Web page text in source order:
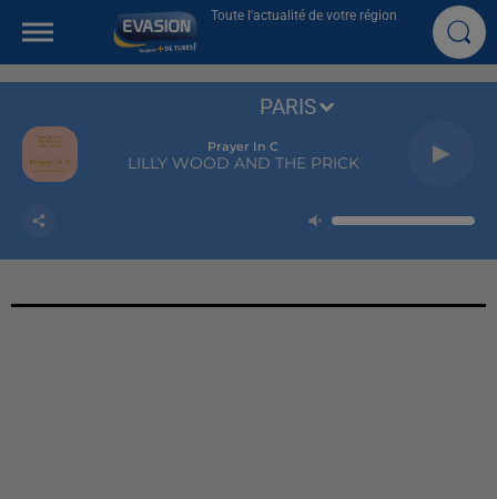
Toute l'actualité de votre région
Prayer In C
LILLY WOOD AND THE PRICK
PARIS